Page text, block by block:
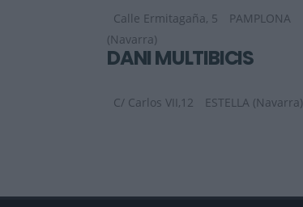
Calle Ermitagaña, 5
PAMPLONA
(Navarra)
DANI MULTIBICIS
C/ Carlos VII,12 ESTELLA (Navarra)